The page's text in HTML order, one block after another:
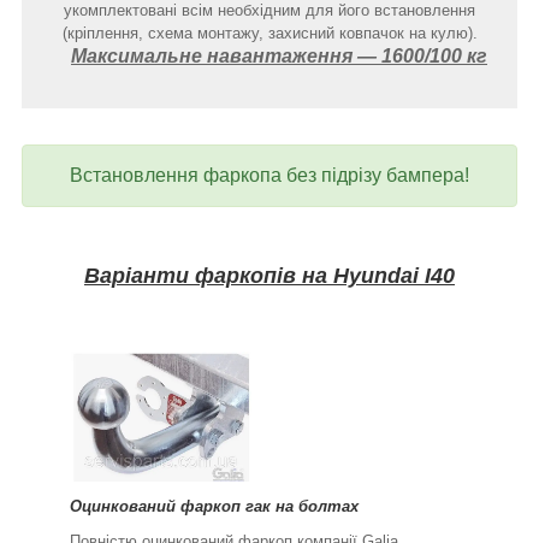
укомплектовані всім необхідним для його встановлення
(кріплення, схема монтажу, захисний ковпачок на кулю).
Максимальне навантаження ― 1600/100 кг
Встановлення фаркопа без підрізу бампера!
Варіанти фаркопів на Hyundai I40
Оцинкований фаркоп гак на болтах